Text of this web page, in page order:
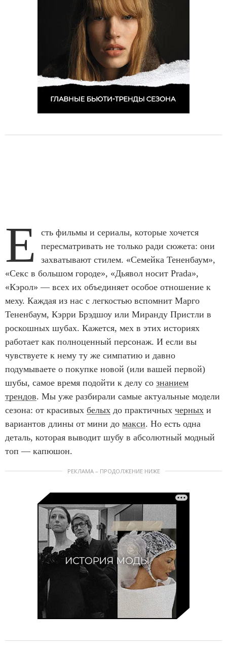
Е
сть фильмы и сериалы, которые хочется
пересматривать не только ради сюжета: они
захватывают стилем. «Семейка Тененбаум»,
«Секс в большом городе», «Дьявол носит Prada»,
«Кэрол» — всех их объединяет особое отношение к
меху. Каждая из нас с легкостью вспомнит Марго
Тененбаум, Кэрри Брэдшоу или Миранду Пристли в
роскошных шубах. Кажется, мех в этих историях
работает как полноценный персонаж. И если вы
чувствуете к нему ту же симпатию и давно
подумываете о покупке новой (или вашей первой)
шубы, самое время подойти к делу со знанием
трендов. Мы уже разбирали самые актуальные модели
сезона: от красивых белых до практичных черных и
вариантов длины от мини до макси. Но есть одна
деталь, которая выводит шубу в абсолютный модный
топ — капюшон.
РЕКЛАМА – ПРОДОЛЖЕНИЕ НИЖЕ